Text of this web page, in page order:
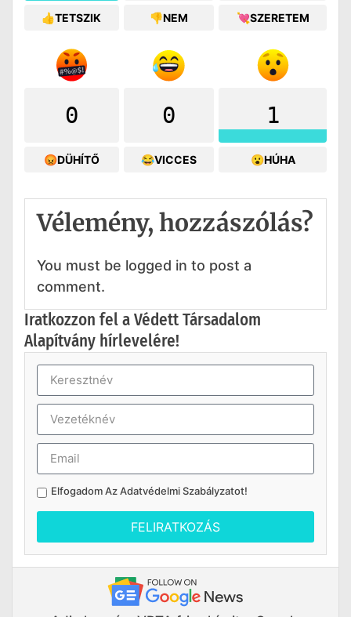
👍TETSZIK 👎NEM 💘SZERETEM
0
😡DÜHÍTŐ
0
😂VICCES
1
😮HÚHA
Vélemény, hozzászólás?
You must be logged in to post a
comment.
Iratkozzon fel a Védett Társadalom
Alapítvány hírlevelére!
Elfogadom AzAdatvédelmi Szabályzatot!
FELIRATKOZÁS